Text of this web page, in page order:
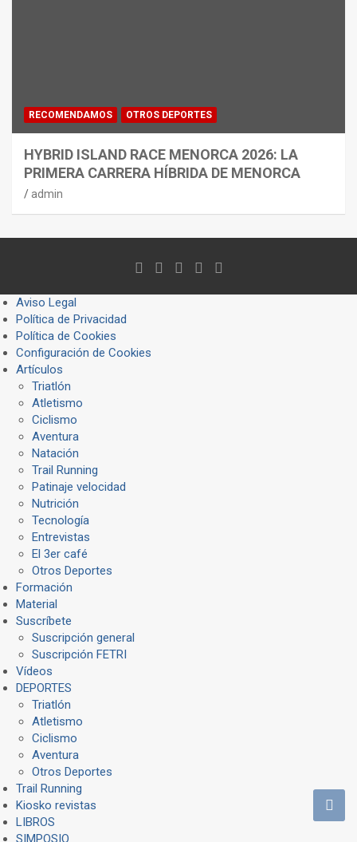
RECOMENDAMOS OTROS DEPORTES
HYBRID ISLAND RACE MENORCA 2026: LA
PRIMERA CARRERA HÍBRIDA DE MENORCA
admin
Aviso Legal
Política de Privacidad
Política de Cookies
Configuración de Cookies
Artículos
Triatlón
Atletismo
Ciclismo
Aventura
Natación
Trail Running
Patinaje velocidad
Nutrición
Tecnología
Entrevistas
El 3er café
Otros Deportes
Formación
Material
Suscríbete
Suscripción general
Suscripción FETRI
Vídeos
DEPORTES
Triatlón
Atletismo
Ciclismo
Aventura
Otros Deportes
Trail Running
Kiosko revistas
LIBROS
SIMPOSIO